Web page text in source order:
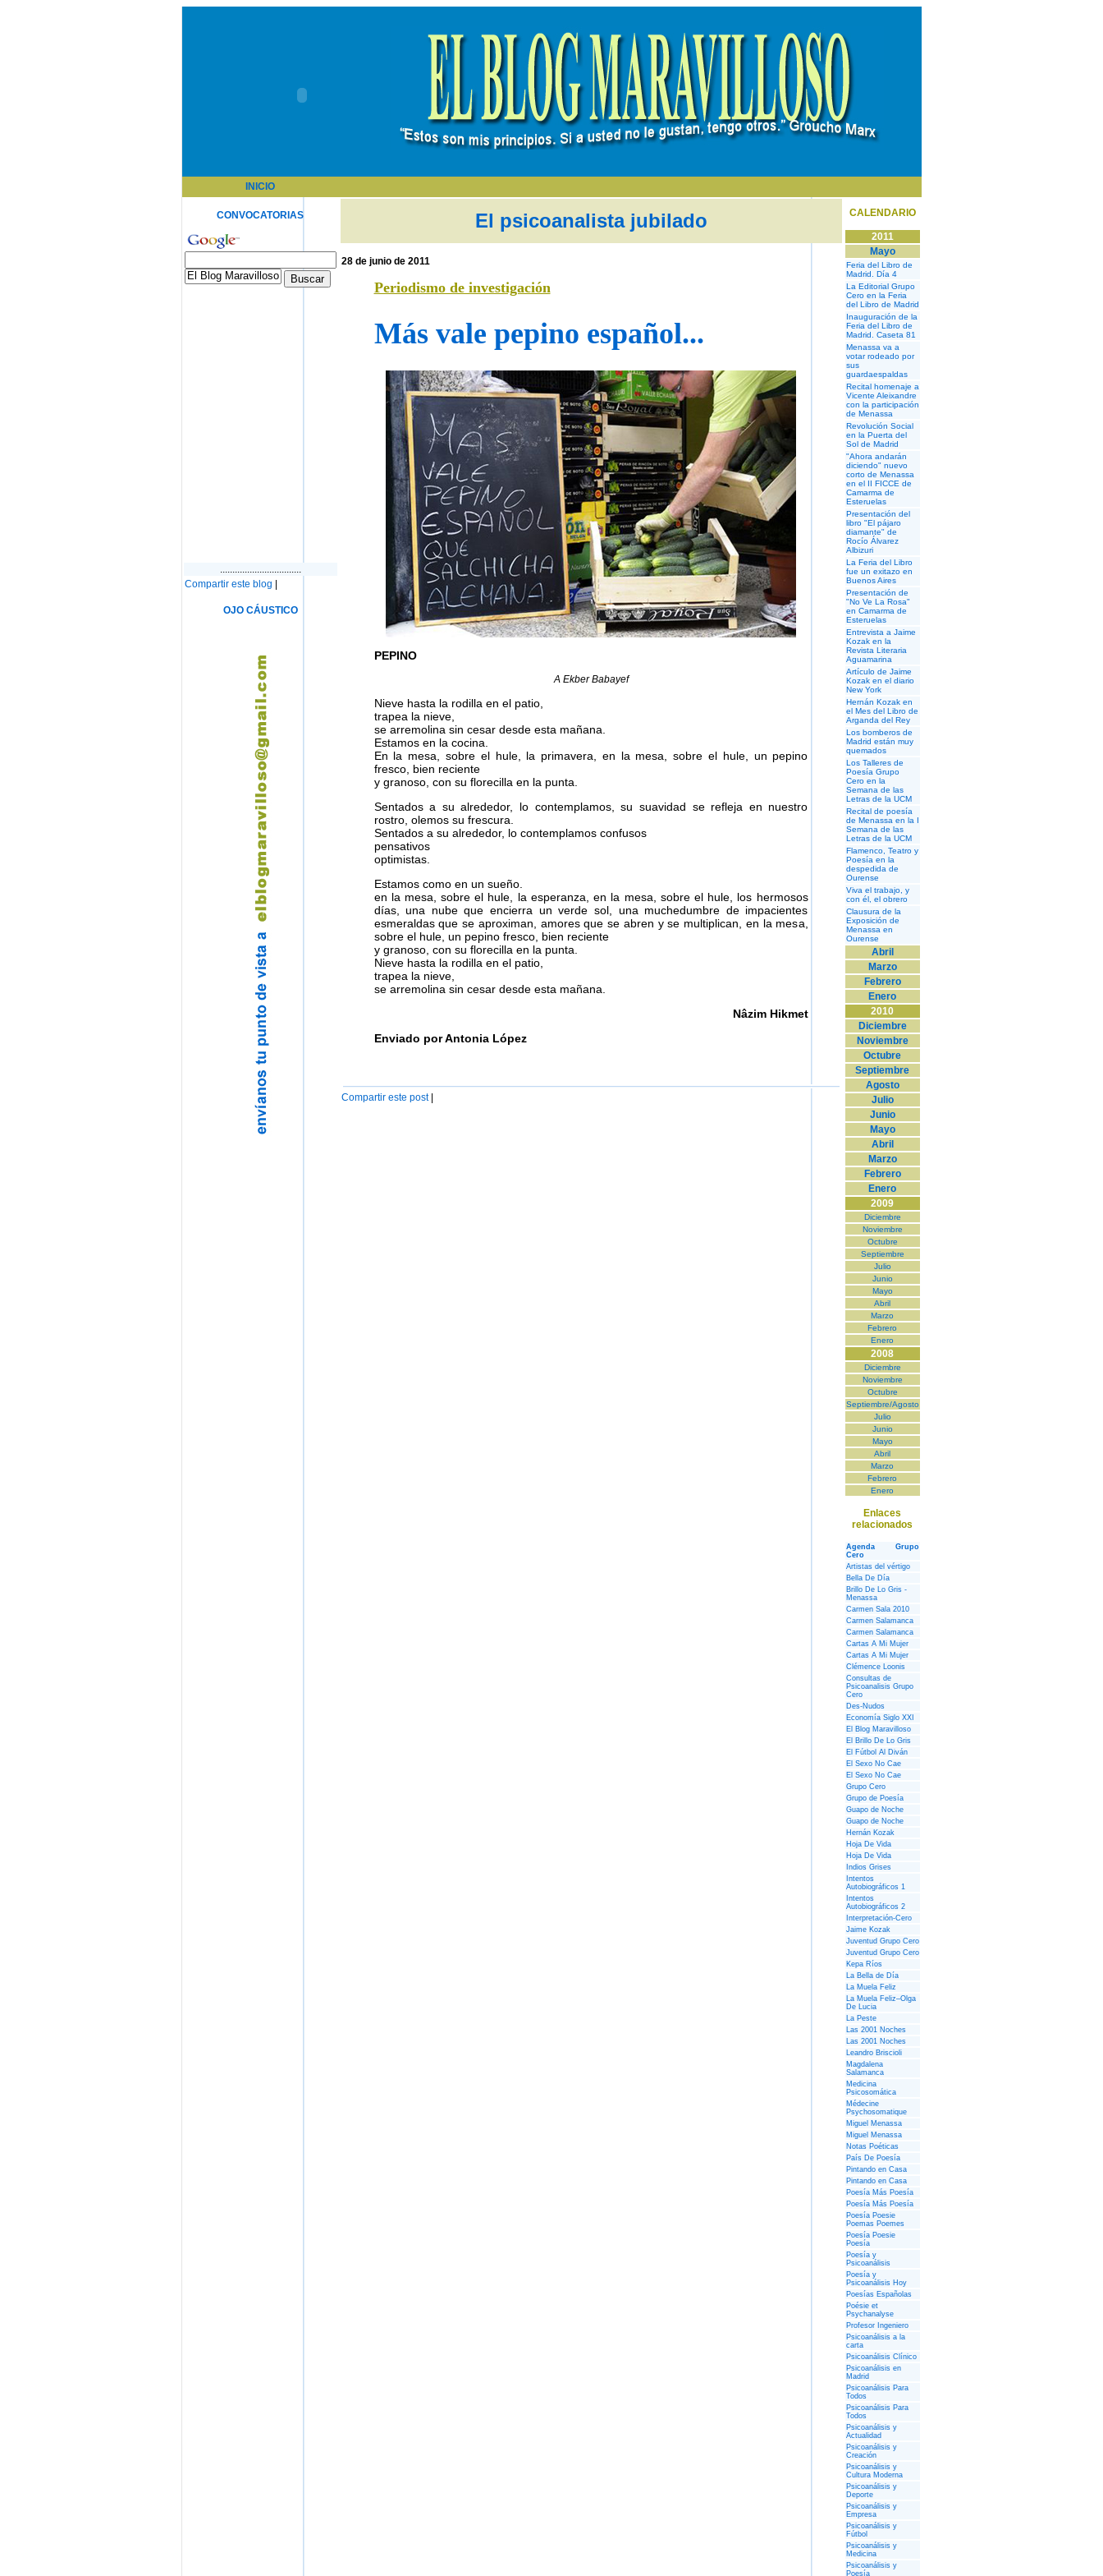
INICIO
CONVOCATORIAS
.................................
Compartir este blog
OJO CÁUSTICO
El psicoanalista jubilado
28 de junio de 2011
Periodismo de investigación
Más vale pepino español...
PEPINO
A Ekber Babayef
Nieve hasta la rodilla en el patio,
trapea la nieve,
se arremolina sin cesar desde esta mañana.
Estamos en la cocina.
En la mesa, sobre el hule, la primavera, en la mesa, sobre el hule, un pepino
fresco, bien reciente
y granoso, con su florecilla en la punta.
Sentados a su alrededor, lo contemplamos, su suavidad se refleja en nuestro
rostro, olemos su frescura.
Sentados a su alrededor, lo contemplamos confusos
pensativos
optimistas.
Estamos como en un sueño.
en la mesa, sobre el hule, la esperanza, en la mesa, sobre el hule, los hermosos
días, una nube que encierra un verde sol, una muchedumbre de impacientes
esmeraldas que se aproximan, amores que se abren y se multiplican, en la mesa,
sobre el hule, un pepino fresco, bien reciente
y granoso, con su florecilla en la punta.
Nieve hasta la rodilla en el patio,
trapea la nieve,
se arremolina sin cesar desde esta mañana.
Nâzim Hikmet
Enviado por Antonia López
Compartir este post
CALENDARIO
2011
Mayo
Feria del Libro de
Madrid. Día 4
La Editorial Grupo
Cero en la Feria
del Libro de Madrid
Inauguración de la
Feria del Libro de
Madrid. Caseta 81
Menassa va a
votar rodeado por
sus
guardaespaldas
Recital homenaje a
Vicente Aleixandre
con la participación
de Menassa
Revolución Social
en la Puerta del
Sol de Madrid
"Ahora andarán
diciendo" nuevo
corto de Menassa
en el II FICCE de
Camarma de
Esteruelas
Presentación del
libro "El pájaro
diamante" de
Rocío Álvarez
Albizuri
La Feria del Libro
fue un exitazo en
Buenos Aires
Presentación de
"No Ve La Rosa"
en Camarma de
Esteruelas
Entrevista a Jaime
Kozak en la
Revista Literaria
Aguamarina
Artículo de Jaime
Kozak en el diario
New York
Hernán Kozak en
el Mes del Libro de
Arganda del Rey
Los bomberos de
Madrid están muy
quemados
Los Talleres de
Poesía Grupo
Cero en la
Semana de las
Letras de la UCM
Recital de poesía
de Menassa en la I
Semana de las
Letras de la UCM
Flamenco, Teatro y
Poesía en la
despedida de
Ourense
Viva el trabajo, y
con él, el obrero
Clausura de la
Exposición de
Menassa en
Ourense
Abril
Marzo
Febrero
Enero
2010
Diciembre
Noviembre
Octubre
Septiembre
Agosto
Julio
Junio
Mayo
Abril
Marzo
Febrero
Enero
2009
Diciembre
Noviembre
Octubre
Septiembre
Julio
Junio
Mayo
Abril
Marzo
Febrero
Enero
2008
Diciembre
Noviembre
Octubre
Septiembre/Agosto
Julio
Junio
Mayo
Abril
Marzo
Febrero
Enero
Enlaces
relacionados
Agenda Grupo
Cero
Artistas del vértigo
Bella De Día
Brillo De Lo Gris -
Menassa
Carmen Sala 2010
Carmen Salamanca
Carmen Salamanca
Cartas A Mi Mujer
Cartas A Mi Mujer
Clémence Loonis
Consultas de
Psicoanalisis Grupo
Cero
Des-Nudos
Economía Siglo XXI
El Blog Maravilloso
El Brillo De Lo Gris
El Fútbol Al Diván
El Sexo No Cae
El Sexo No Cae
Grupo Cero
Grupo de Poesía
Guapo de Noche
Guapo de Noche
Hernán Kozak
Hoja De Vida
Hoja De Vida
Indios Grises
Intentos
Autobiográficos 1
Intentos
Autobiográficos 2
Interpretación-Cero
Jaime Kozak
Juventud Grupo Cero
Juventud Grupo Cero
Kepa Ríos
La Bella de Día
La Muela Feliz
La Muela Feliz–Olga
De Lucia
La Peste
Las 2001 Noches
Las 2001 Noches
Leandro Briscioli
Magdalena
Salamanca
Medicina
Psicosomática
Médecine
Psychosomatique
Miguel Menassa
Miguel Menassa
Notas Poéticas
País De Poesía
Pintando en Casa
Pintando en Casa
Poesía Más Poesía
Poesía Más Poesía
Poesía Poesie
Poemas Poemes
Poesía Poesie
Poesía
Poesía y
Psicoanálisis
Poesía y
Psicoanálisis Hoy
Poesías Españolas
Poésie et
Psychanalyse
Profesor Ingeniero
Psicoanálisis a la
carta
Psicoanálisis Clínico
Psicoanálisis en
Madrid
Psicoanálisis Para
Todos
Psicoanálisis Para
Todos
Psicoanálisis y
Actualidad
Psicoanálisis y
Creación
Psicoanálisis y
Cultura Moderna
Psicoanálisis y
Deporte
Psicoanálisis y
Empresa
Psicoanálisis y
Fútbol
Psicoanálisis y
Medicina
Psicoanálisis y
Poesía